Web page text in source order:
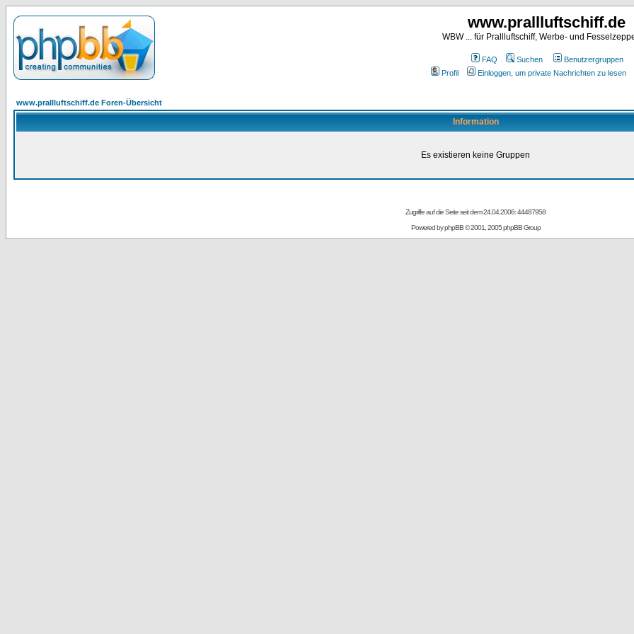
www.prallluftschiff.de
WBW ... für Prallluftschiff, Werbe- und
FAQ Suchen
Benutzergruppen
Profil
Einloggen, um private Nachrichten zu lesen
www.prallluftschiff.de Foren-Übersicht
Information
Es existieren keine Gruppen
Zugriffe auf die Seite seit dem 24.04.2006: 44487958
Powered byphpBB© 2001, 2005 phpBB Group